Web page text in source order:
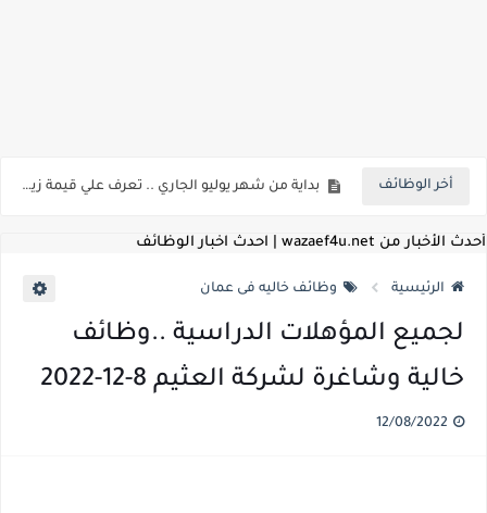
أخر الوظائف بداية من شهر يوليو الجاري .. تعرف علي قيمة زيادة المرتبات والحد الادني للأجور لجميع الدرجات بعد النشر بالجريدة الرسمية
اعلان وظائف وزارة التعليم العالي " جامعة سمنود " للمؤهلات العليا والمتوسطة والدبلومات والعمال والفنيين والتقديم حتي 9 يوليو 2026
أحدث الأخبار من wazaef4u.net | احدث اخبار الوظائف
الرئيسية وظائف خاليه فى عمان
لجميع المؤهلات الدراسية ..وظائف
خالية وشاغرة لشركة العثيم 8-12-2022